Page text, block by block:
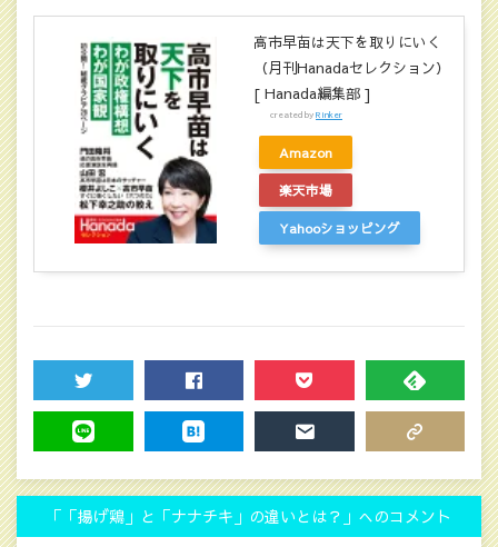
高市早苗は天下を取りにいく
（月刊Hanadaセレクション）
[ Hanada編集部 ]
created byRinker
Amazon
楽天市場
Yahooショッピング
TWEET SHARE POCKET FEEDLY
「「揚げ鶏」と「ナナチキ」の違いとは？」へのコメント